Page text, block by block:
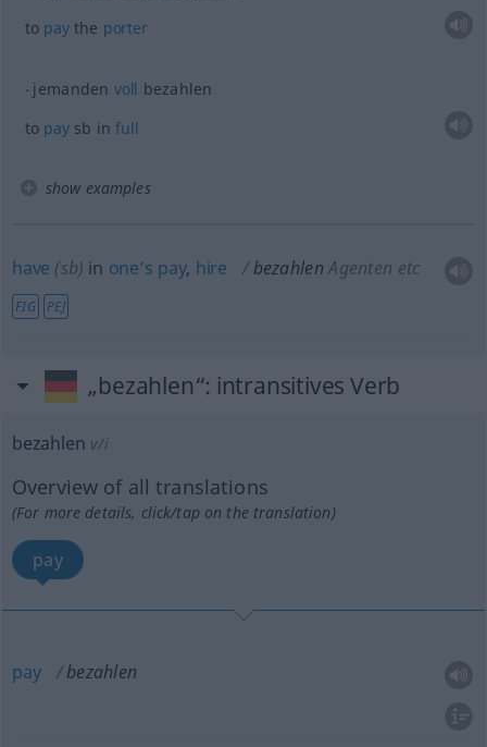
to paythe porter
jemanden voll bezahlen
to paysb in full
show examples
have (sb) in one’s pay, hire bezahlen Agenten etc
FIG PEJ
„bezahlen“: intransitives Verb
bezahlen v/i
Overview of all translations
(For more details, click/tap on the translation)
pay
pay bezahlen